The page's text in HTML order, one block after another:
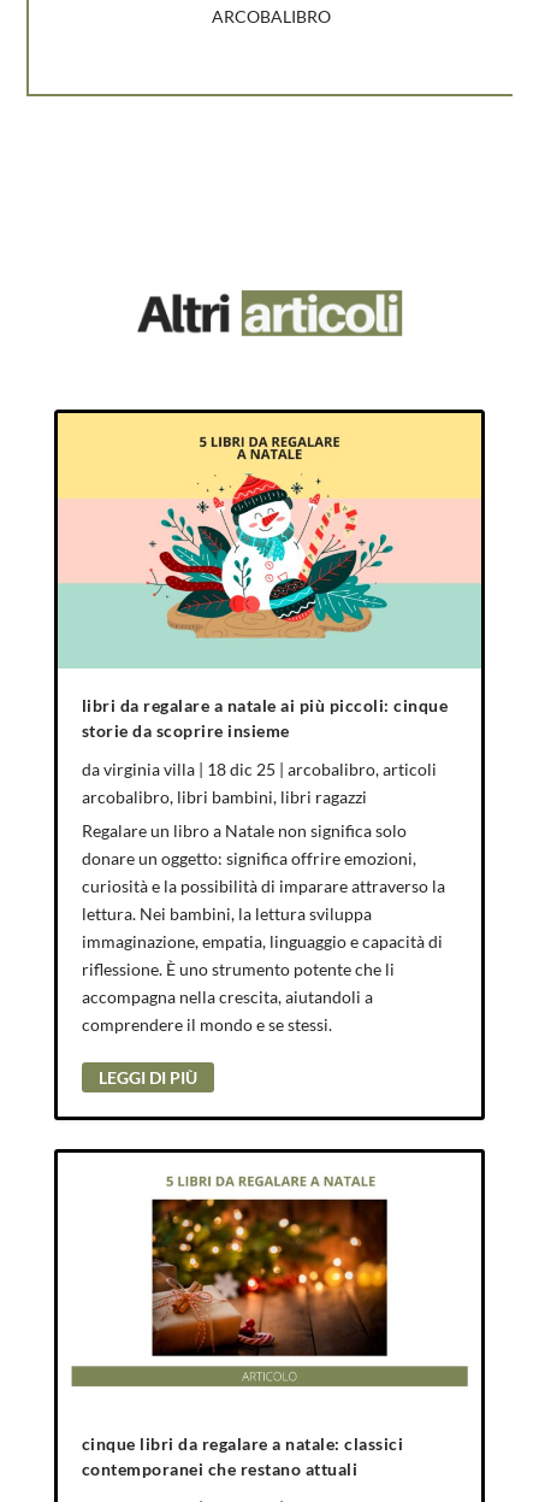
ARCOBALIBRO
libri da regalare a natale ai più piccoli: cinque
storie da scoprire insieme
davirginia villa| 18 dic 25 | arcobalibro,articoli
arcobalibro, libri bambini, libri ragazzi
Regalare un libro a Natale non significa solo
donare un oggetto: significa offrire emozioni,
curiosità e la possibilità di imparare attraverso la
lettura. Nei bambini, la lettura sviluppa
immaginazione, empatia, linguaggio e capacità di
riflessione. È uno strumento potente che li
accompagna nella crescita, aiutandoli a
comprendere il mondo e se stessi.
LEGGI DI PIÙ
cinque libri da regalare a natale: classici
contemporanei che restano attuali